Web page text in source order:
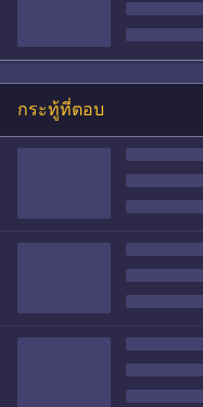
กระทู้ที่ตอบ